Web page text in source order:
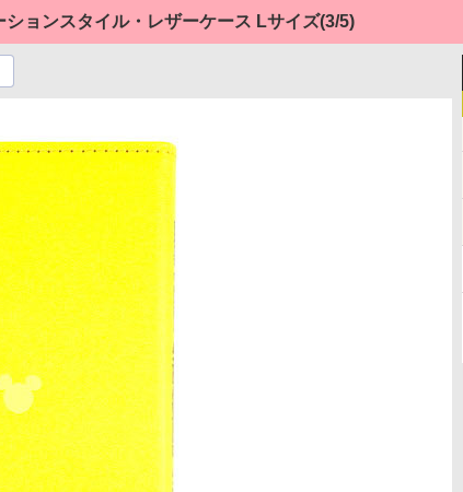
ョンスタイル・レザーケース Lサイズ(3/5)